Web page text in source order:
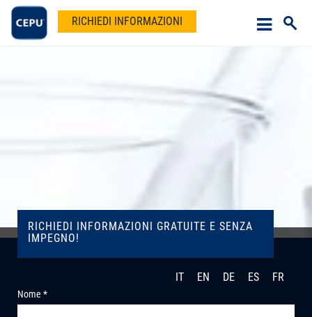
RICHIEDI INFORMAZIONI
RICHIEDI INFORMAZIONI GRATUITE E SENZA
IMPEGNO!
IT EN DE ES FR
Nome *